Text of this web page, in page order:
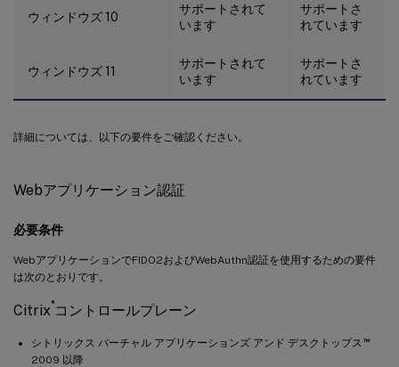
ウィンドウズ 10
サポートされて
います
サポートさ
れています
ウィンドウズ 11
サポートされて
います
サポートさ
れています
詳細については、以下の要件をご確認ください。
Webアプリケーション認証
必要条件
WebアプリケーションでFIDO2およびWebAuthn認証を使用するための要件
は次のとおりです。
Citrix ® コントロールプレーン
シトリックス バーチャル アプリケーションズ アンド デスクトップス ™
2009 以降